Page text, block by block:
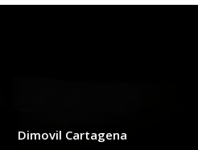
Dimovil Cartagena